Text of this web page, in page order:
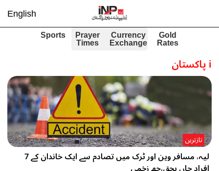
English
Gold
Rates
Currency
Exchange
Prayer
Times
Sports
iپاکستان
لیہ، مسافر وین اور ٹرک میں تصادم سے ایک خاندان کے 7
تازترین